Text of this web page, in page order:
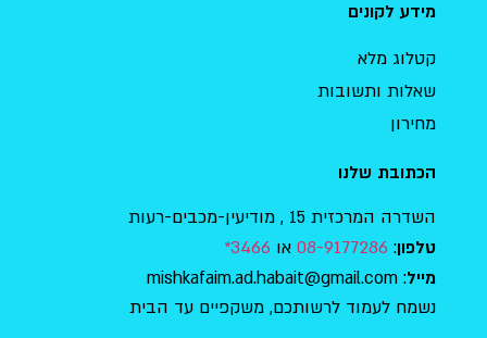
מידע לקונים
קטלוג מלא
שאלות ותשובות
מחירון
הכתובת שלנו
השדרה המרכזית 15 , מודיעין-מכבים-רעות
טלפון:
08-9177286 או 3466*
מייל: mishkafaim.ad.habait@gmail.com
נשמח לעמוד לרשותכם, משקפיים עד הבית